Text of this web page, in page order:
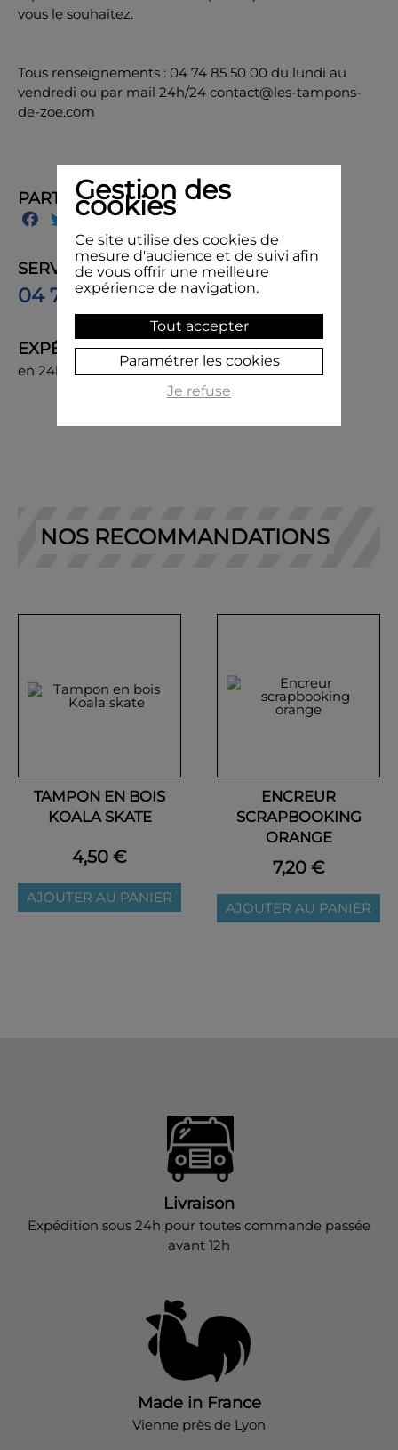
vous le souhaitez.
Tous renseignements : 04 74 85 50 00 du lundi au
vendredi ou par mail 24h/24 contact@les-tampons-
de-zoe.com
PARTAGER
SERVICE CLIENT
04 74 85 50 00
EXPÉDITION
en 24h, livraison chez vous ou en point de retrait
NOS RECOMMANDATIONS
TAMPON EN BOIS
KOALA SKATE
4,50 €
AJOUTER AU PANIER
ENCREUR
SCRAPBOOKING
ORANGE
7,20 €
AJOUTER AU PANIER
Livraison
Expédition sous 24h pour toutes commande passée
avant 12h
Made in France
Vienne près de Lyon
Gestion des
cookies
Ce site utilise des cookies de
mesure d'audience et de suivi afin
de vous offrir une meilleure
expérience de navigation.
Tout accepter
Paramétrer les cookies
Je refuse